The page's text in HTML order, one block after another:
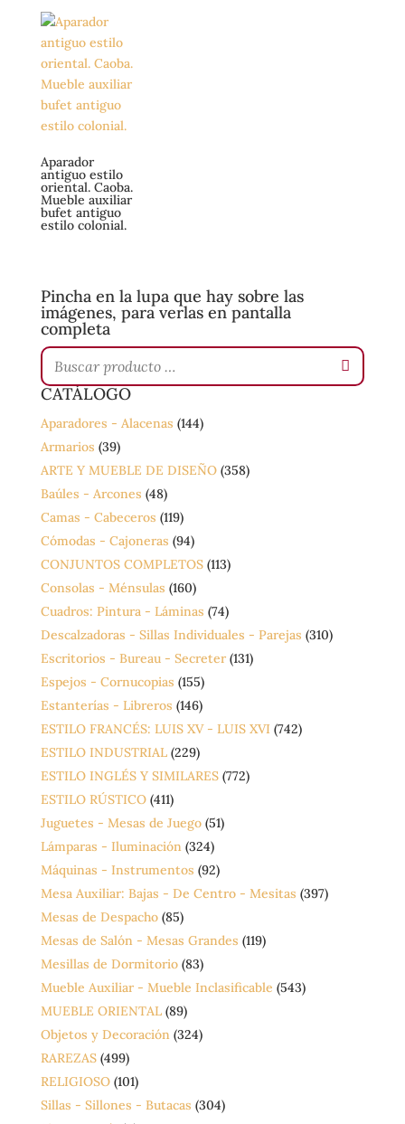
Aparador
antiguo estilo
oriental. Caoba.
Mueble auxiliar
bufet antiguo
estilo colonial.
Pincha en la lupa que hay sobre las
imágenes, para verlas en pantalla
completa
CATÁLOGO
Aparadores - Alacenas (144)
Armarios (39)
ARTE Y MUEBLE DE DISEÑO (358)
Baúles - Arcones (48)
Camas - Cabeceros (119)
Cómodas - Cajoneras (94)
CONJUNTOS COMPLETOS (113)
Consolas - Ménsulas (160)
Cuadros: Pintura - Láminas (74)
Descalzadoras - Sillas Individuales - Parejas (310)
Escritorios - Bureau - Secreter (131)
Espejos - Cornucopias (155)
Estanterías - Libreros (146)
ESTILO FRANCÉS: LUIS XV - LUIS XVI (742)
ESTILO INDUSTRIAL (229)
ESTILO INGLÉS Y SIMILARES (772)
ESTILO RÚSTICO (411)
Juguetes - Mesas de Juego (51)
Lámparas - Iluminación (324)
Máquinas - Instrumentos (92)
Mesa Auxiliar: Bajas - De Centro - Mesitas (397)
Mesas de Despacho (85)
Mesas de Salón - Mesas Grandes (119)
Mesillas de Dormitorio (83)
Mueble Auxiliar - Mueble Inclasificable (543)
MUEBLE ORIENTAL (89)
Objetos y Decoración (324)
RAREZAS (499)
RELIGIOSO (101)
Sillas - Sillones - Butacas (304)